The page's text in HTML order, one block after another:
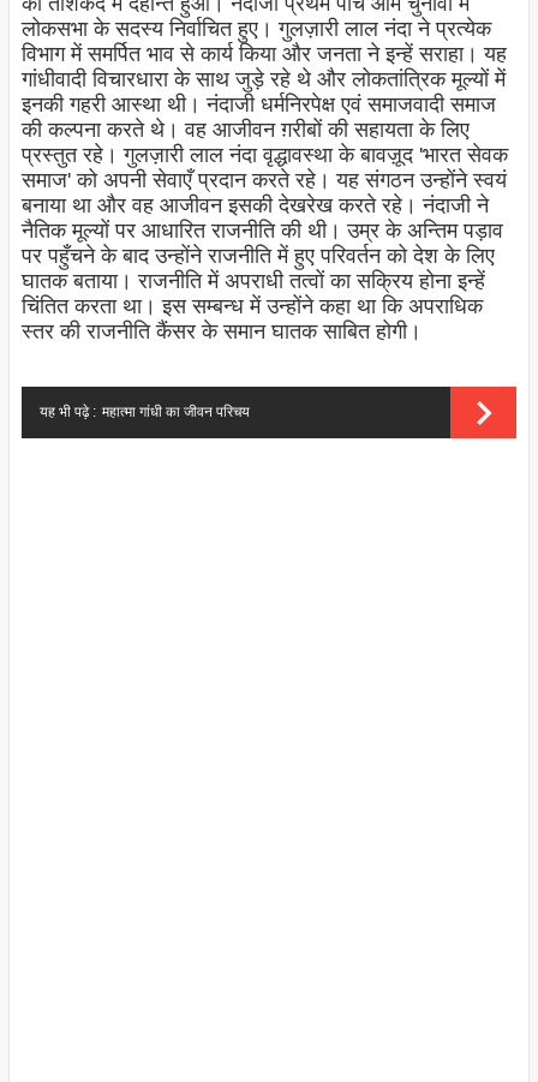
लोकसभा के सदस्य निर्वाचित हुए। गुलज़ारी लाल नंदा ने प्रत्येक
विभाग में समर्पित भाव से कार्य किया और जनता ने इन्हें सराहा। यह
गांधीवादी विचारधारा के साथ जुड़े रहे थे और लोकतांत्रिक मूल्यों में
इनकी गहरी आस्था थी। नंदाजी धर्मनिरपेक्ष एवं समाजवादी समाज
की कल्पना करते थे। वह आजीवन ग़रीबों की सहायता के लिए
प्रस्तुत रहे। गुलज़ारी लाल नंदा वृद्धावस्था के बावज़ूद 'भारत सेवक
समाज' को अपनी सेवाएँ प्रदान करते रहे। यह संगठन उन्होंने स्वयं
बनाया था और वह आजीवन इसकी देखरेख करते रहे। नंदाजी ने
नैतिक मूल्यों पर आधारित राजनीति की थी। उम्र के अन्तिम पड़ाव
पर पहुँचने के बाद उन्होंने राजनीति में हुए परिवर्तन को देश के लिए
घातक बताया। राजनीति में अपराधी तत्वों का सक्रिय होना इन्हें
चिंतित करता था। इस सम्बन्ध में उन्होंने कहा था कि अपराधिक
स्तर की राजनीति कैंसर के समान घातक साबित होगी।
यह भी पढ़े : महात्मा गांधी का जीवन परिचय